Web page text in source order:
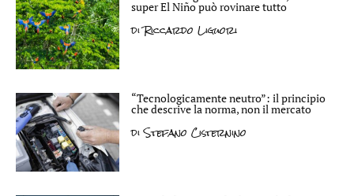
super El Niño può rovinare tutto
diRiccardo Liguori
“Tecnologicamente neutro”: il principio
che descrive la norma, non il mercato
diStefano Cisternino